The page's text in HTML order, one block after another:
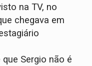
na TV, no
chegava em
Sergio não é